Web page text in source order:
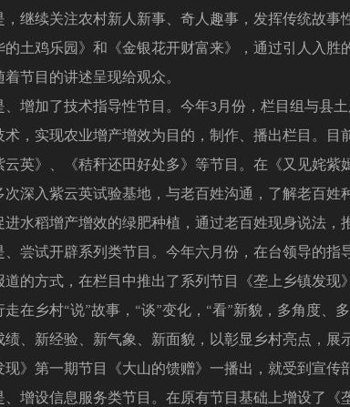
续关注农村新人新事、奇人趣事，发挥传统故事
的土鸡乐园》和《金银花开财富来》，通过引人入胜
节目的讲述呈现给观众。
加了技术指导性节目。今年3月份，栏目组与县土
术，实现农业增产增效为目的，制作、播出栏目。目
云英》、《秸秆还田好处多》等节目。在《又见姹紫
次深入紫云英试验基地，与老百姓沟通，了解老百姓
进水稻增产增效的绿肥种植，通过老百姓现身说法，
试开辟系列类节目。今年六月份，在台领导的指
道的方式，在栏目中推出了系列节目《垄上乡镇发现
在乡村“说”故事，“谈”变化，“看”新貌，多角度、
绩、新经验、新气象、新面貌，以彰显乡村亮点，展
现》第一期节目《大山的馈赠》一播出，就受到宣传
设信息服务类节目。在原有节目基础上增设了《